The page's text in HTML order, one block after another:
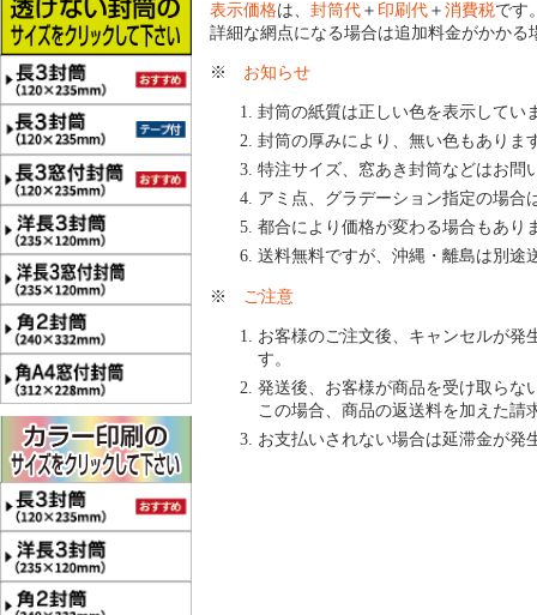
表示価格は、 封筒代 ＋ 印刷代 ＋ 消費税です
詳細な網点になる場合は追加料金がかかる
※ お知らせ
封筒の紙質は正しい色を表示してい
封筒の厚みにより、無い色もありま
特注サイズ、窓あき封筒などはお問
アミ点、グラデーション指定の場合
都合により価格が変わる場合もあり
送料無料ですが、沖縄・離島は別途
※ ご注意
お客様のご注文後、キャンセルが発
す。
発送後、お客様が商品を受け取らな
この場合、商品の返送料を加えた請
お支払いされない場合は延滞金が発